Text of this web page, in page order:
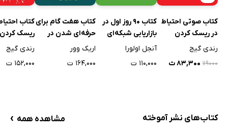
کتاب صوتی احتیاط
در ریسک کردن
است!
رندی گیج
۱۱۹۰۰۰ ۸۳,۳۰۰ ت
کتاب 90 روز اول در
بازاریابی شبکه‌ای
آنجل اولورا
۱۱۰,۰۰۰ ت
کتاب هفت گام برای
حرفه‌ای شدن در
بازاریابی شبکه‌ای
اریک وور
۱۶۴,۰۰۰ ت
کتاب
ریسک
رندی گیج
۱۵۲,۰۰۰ ت
کتاب‌های نشر آموخته مشاهده همه ›